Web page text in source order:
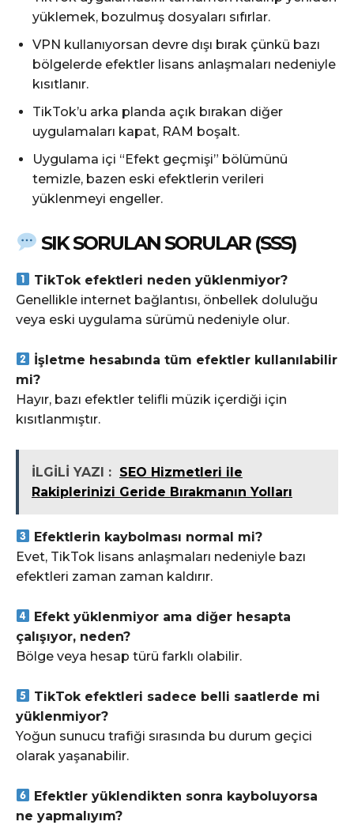
yüklemek, bozulmuş dosyaları sıfırlar.
VPN kullanıyorsan devre dışı bırak çünkü bazı
bölgelerde efektler lisans anlaşmaları nedeniyle
kısıtlanır.
TikTok’u arka planda açık bırakan diğer
uygulamaları kapat, RAM boşalt.
Uygulama içi “Efekt geçmişi” bölümünü
temizle, bazen eski efektlerin verileri
yüklenmeyi engeller.
SIK SORULAN SORULAR (SSS)
TikTok efektleri neden yüklenmiyor?
Genellikle internet bağlantısı, önbellek doluluğu
veya eski uygulama sürümü nedeniyle olur.
İşletme hesabında tüm efektler kullanılabilir
mi?
Hayır, bazı efektler telifli müzik içerdiği için
kısıtlanmıştır.
İLGİLİ YAZI : SEO Hizmetleri ile
Rakiplerinizi Geride Bırakmanın Yolları
Efektlerin kaybolması normal mi?
Evet, TikTok lisans anlaşmaları nedeniyle bazı
efektleri zaman zaman kaldırır.
Efekt yüklenmiyor ama diğer hesapta
çalışıyor, neden?
Bölge veya hesap türü farklı olabilir.
TikTok efektleri sadece belli saatlerde mi
yüklenmiyor?
Yoğun sunucu trafiği sırasında bu durum geçici
olarak yaşanabilir.
Efektler yüklendikten sonra kayboluyorsa
ne yapmalıyım?